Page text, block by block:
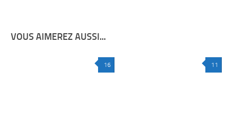
VOUS AIMEREZ AUSSI...
16 11